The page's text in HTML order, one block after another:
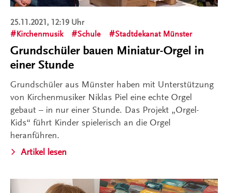
25.11.2021, 12:19 Uhr
Kirchenmusik
Schule Stadtdekanat Münster
Grundschüler bauen Miniatur-Orgel in
einer Stunde
Grundschüler aus Münster haben mit Unterstützung
von Kirchenmusiker Niklas Piel eine echte Orgel
gebaut – in nur einer Stunde. Das Projekt „Orgel-
Kids“ führt Kinder spielerisch an die Orgel
heranführen.
Artikel lesen